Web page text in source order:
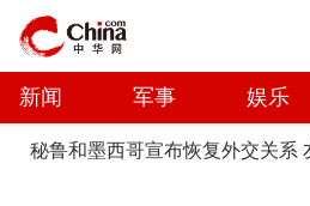
新闻 军事 娱乐
秘鲁和墨西哥宣布恢复外交关系